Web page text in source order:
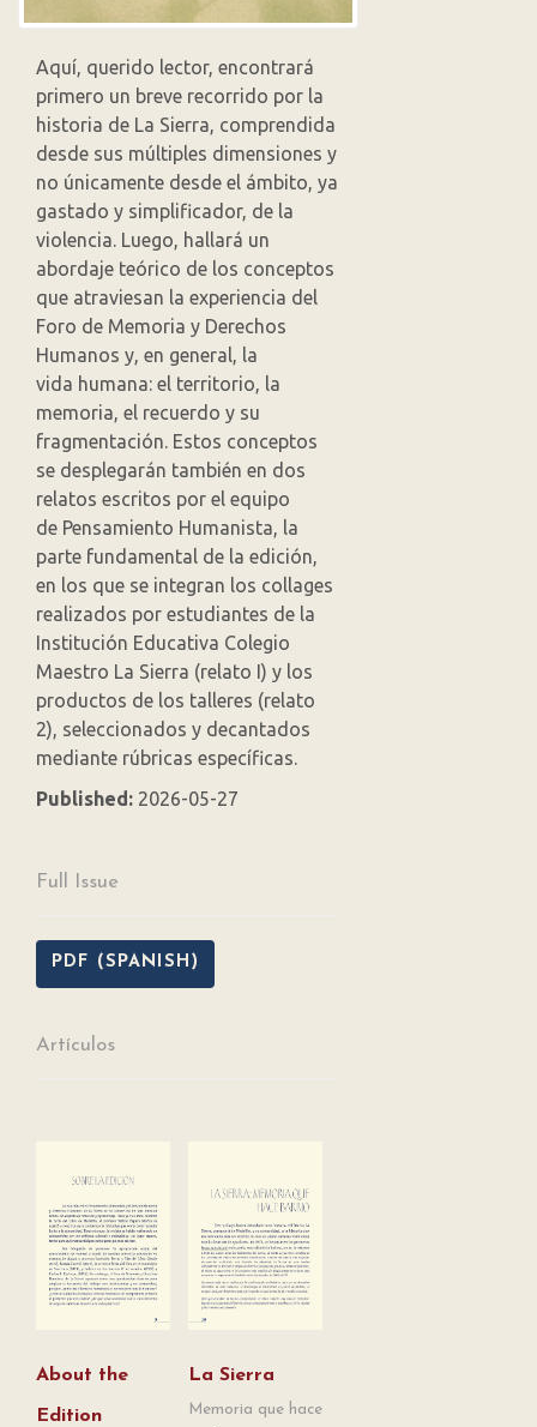
Aquí, querido lector, encontrará
primero un breve recorrido por la
historia de La Sierra, comprendida
desde sus múltiples dimensiones y
no únicamente desde el ámbito, ya
gastado y simplificador, de la
violencia. Luego, hallará un
abordaje teórico de los conceptos
que atraviesan la experiencia del
Foro de Memoria y Derechos
Humanos y, en general, la
vida humana: el territorio, la
memoria, el recuerdo y su
fragmentación. Estos conceptos
se desplegarán también en dos
relatos escritos por el equipo
de Pensamiento Humanista, la
parte fundamental de la edición,
en los que se integran los collages
realizados por estudiantes de la
Institución Educativa Colegio
Maestro La Sierra (relato I) y los
productos de los talleres (relato
2), seleccionados y decantados
mediante rúbricas específicas.
Published: 2026-05-27
Full Issue
PDF (SPANISH)
Artículos
About the
Edition
La Sierra
Memoria que hace